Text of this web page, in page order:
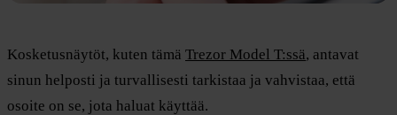
Kosketusnäytöt, kuten tämä Trezor Model T:ssä, antavat
sinun helposti ja turvallisesti tarkistaa ja vahvistaa, että
osoite on se, jota haluat käyttää.